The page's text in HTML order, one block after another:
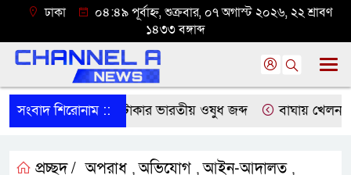
ঢাকা
০৪:৪৯ পূর্বাহ্ন, শুক্রবার, ০৭ অগাস্ট ২০২৬, ২২ শ্রাবণ
১৪৩৩ বঙ্গাব্দ
সংবাদ শিরোনাম ::
অভিযানে ৮১ লাখ টাকার ভারতীয় ওষুধ জব্দ বাঘায় খেলনা
প্রচ্ছদ / অপরাধ ,অভিযোগ ,আইন-আদালত ,